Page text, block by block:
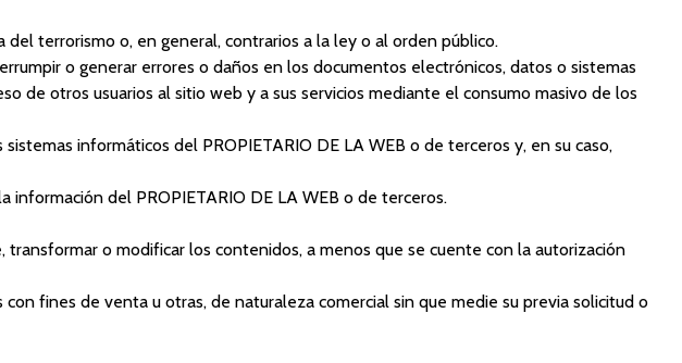
terrorismo o, en general, contrarios a la ley o al orden público.
o generar errores o daños en los documentos electrónicos, datos o sistemas
de otros usuarios al sitio web y a sus servicios mediante el consumo masivo de los
informáticos del PROPIETARIO DE LA WEB o de terceros y, en su caso,
del PROPIETARIO DE LA WEB o de terceros.
o modificar los contenidos, a menos que se cuente con la autorización
fines de venta u otras, de naturaleza comercial sin que medie su previa solicitud o